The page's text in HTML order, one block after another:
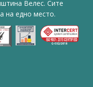
Велес. Сите
на едно место.